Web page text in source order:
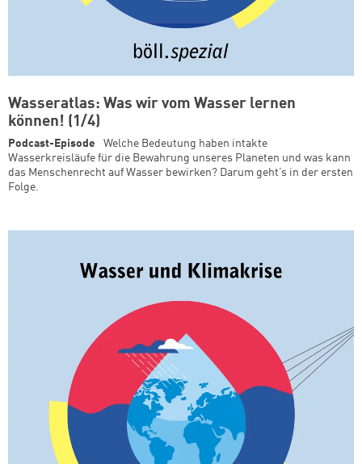
Wasseratlas: Was wir vom Wasser lernen
können! (1/4)
Podcast-Episode
Welche Bedeutung haben intakte
Wasserkreisläufe für die Bewahrung unseres Planeten und was kann
das Menschenrecht auf Wasser bewirken? Darum geht’s in der ersten
Folge.